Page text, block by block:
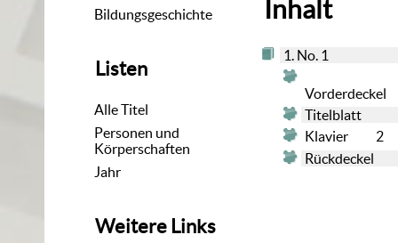
Bildungsgeschichte
Listen
Alle Titel
Personen und
Körperschaften
Jahr
Weitere Links
Inhalt
1. No. 1
Vorderdeckel
Titelblatt
2
Klavier
Rückdeckel